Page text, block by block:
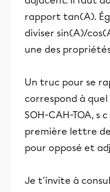
rapport tan(A).
diviser sin(A)/
une des
Un truc pour se
correspond à
SOH-CAH-TOA, s
première lettre
pour opposé et
Je t'invite à